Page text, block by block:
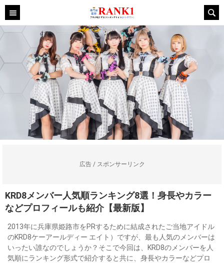
広告 / スポンサーリンク
KRD8メンバー人気順ランキング8選！身長やカラー
などプロフィールも紹介【最新版】
2013年に兵庫県姫路市をPRするために結成されたご当地アイドル
のKRD8ケーアールディー エイト）ですが、最も人気のメンバーは
いったい誰なのでしょうか？そこで今回は、KRD8のメンバーを人
気順にランキング形式で紹介すると共に、身長やカラーなどプロ